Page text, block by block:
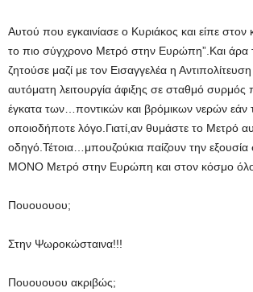
Αυτού που εγκαινίασε ο Κυριάκος και είπε στον
το πιο σύγχρονο Μετρό στην Ευρώπη”.Και άρα
ζητούσε μαζί με τον Εισαγγελέα η Αντιπολίτευση
αυτόματη λειτουργία άφιξης σε σταθμό συρμός
έγκατα των…ποντικών και βρόμικων νερών εάν
οποιοδήποτε λόγο.Γιατί,αν θυμάστε το Μετρό
οδηγό.Τέτοια…μπουζούκια παίζουν την
ΜΟΝΟ Μετρό στην Ευρώπη και στον κόσμο
Πουουουου;
Στην Ψωροκώσταινα!!!
Πουουουου ακριβώς;